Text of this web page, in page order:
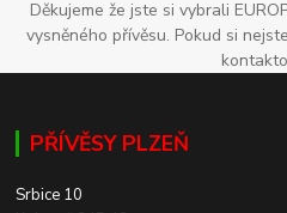
Děkujeme že jste si vybrali
vysněného přívěsu. Pokud si
PŘÍVĚSY PLZEŇ
Srbice 10